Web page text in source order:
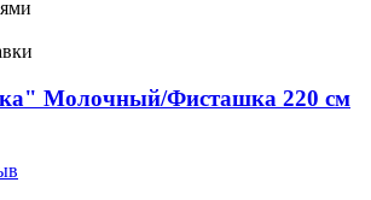
Молочный/Фисташка 220 см